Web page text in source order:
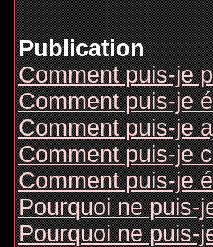
Publication
Comment puis-je
Comment puis-je
Comment puis-je
Comment puis-je
Comment puis-je
Pourquoi ne puis-
Pourquoi ne puis-